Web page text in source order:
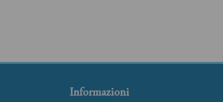
Informazioni